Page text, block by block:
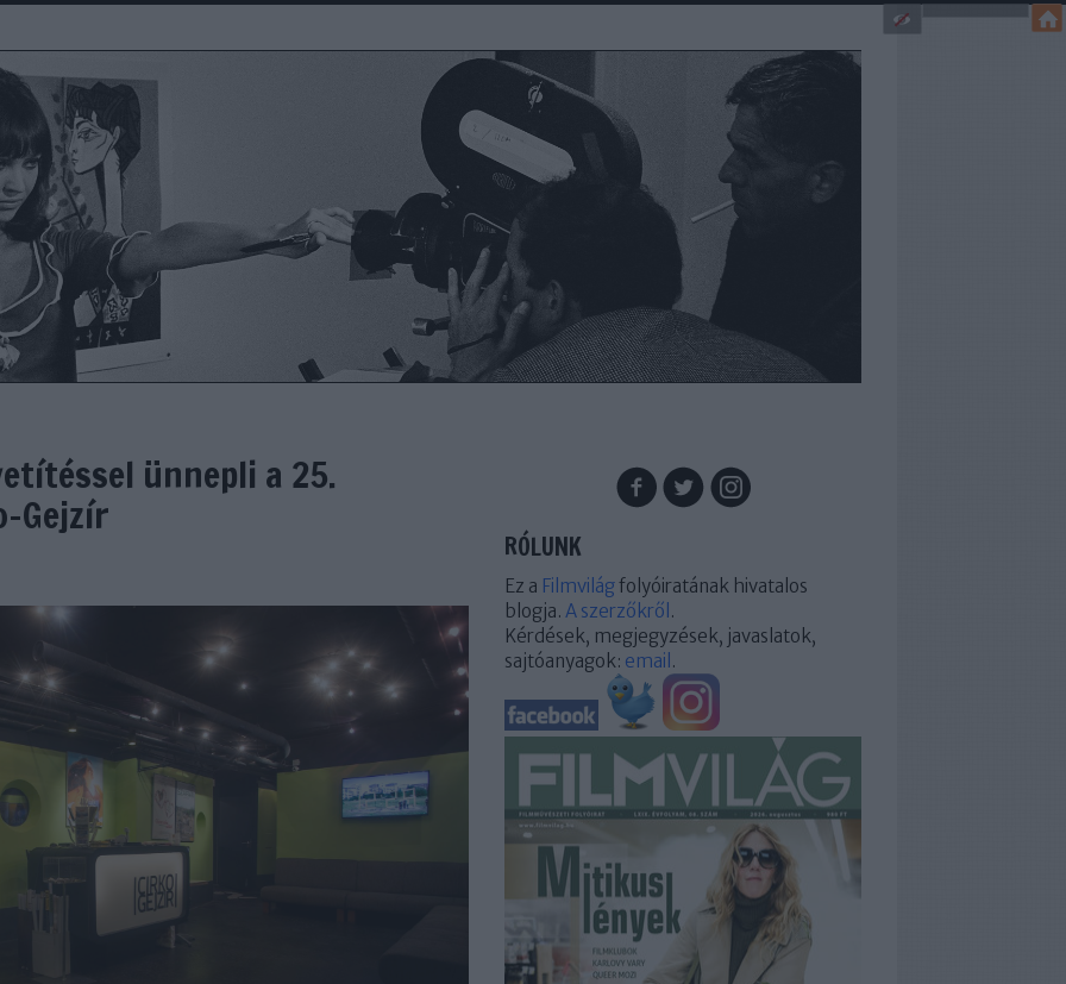
ünnepli a 25.
Gejzír
RÓLUNK
Ez a Filmvilágfolyóiratának hivatalos
blogja. A szerzőkről .
Kérdések, megjegyzések, javaslatok,
sajtóanyagok: email .